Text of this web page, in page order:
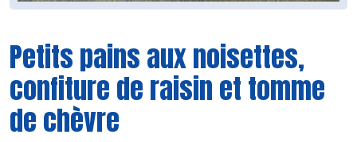
Petits pains aux noisettes,
confiture de raisin et tomme
de chèvre